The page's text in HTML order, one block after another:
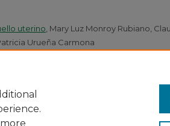
uterino, Mary Luz Monroy Rubiano,
Urueña Carmona